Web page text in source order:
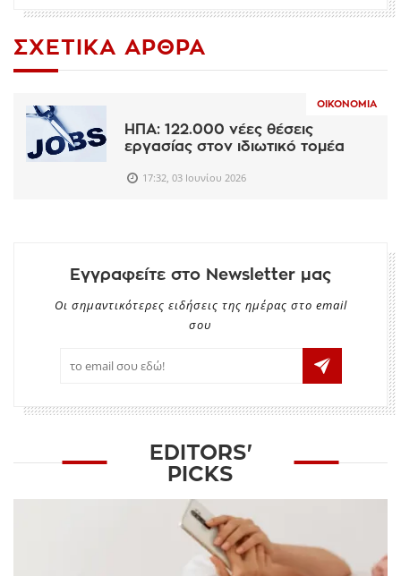
ΣΧΕΤΙΚΆ ΆΡΘΡΑ
ΟΙΚΟΝΟΜΊΑ
ΗΠΑ: 122.000 νέες θέσεις
εργασίας στον ιδιωτικό τομέα
17:32, 03 Ιουνίου 2026
Εγγραφείτε στο Newsletter μας
Οι σημαντικότερες ειδήσεις της ημέρας στο email
σου
EDITORS'
PICKS